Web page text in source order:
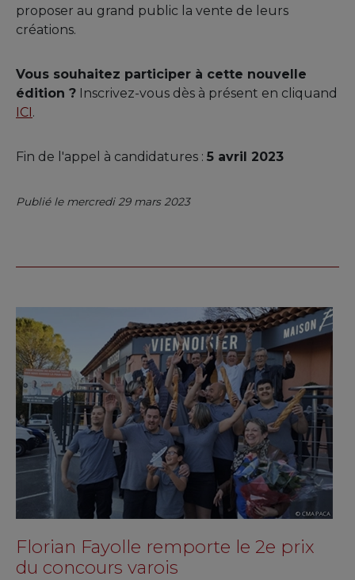
proposer au grand public la vente de leurs
créations.
Vous souhaitez participer à cette nouvelle
édition ? Inscrivez-vous dès à présent en cliquand
ICI.
Fin de l'appel à candidatures : 5 avril 2023
Publié le mercredi 29 mars 2023
Florian Fayolle remporte le 2e prix
du concours varois